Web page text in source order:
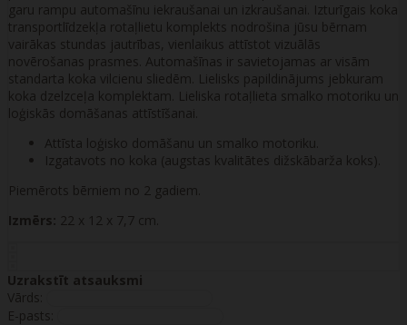
garu rampu automašīnu iekraušanai un izkraušanai. Izturīgais koka
transportlīdzekļa rotaļlietu komplekts nodrošina jūsu bērnam
vairākas stundas jautrības, vienlaikus attīstot vizuālās
novērošanas prasmes. Automašīnas ir savietojamas ar visām
standarta koka vilcienu sliedēm. Lielisks papildinājums jebkuram
koka dzelzceļa komplektam. Lieliska rotaļlieta smalko motoriku un
loģiskās domāšanas attīstīšanai.
Attīsta loģisko domāšanu un smalko motoriku.
Izgatavots no koka (augstas kvalitātes dižskābarža koks).
Piemērots bērniem no 2 gadiem.
Izmērs: 22 x 12 x 7,7 cm.
Uzrakstīt atsauksmi
Vārds:
E-pasts: